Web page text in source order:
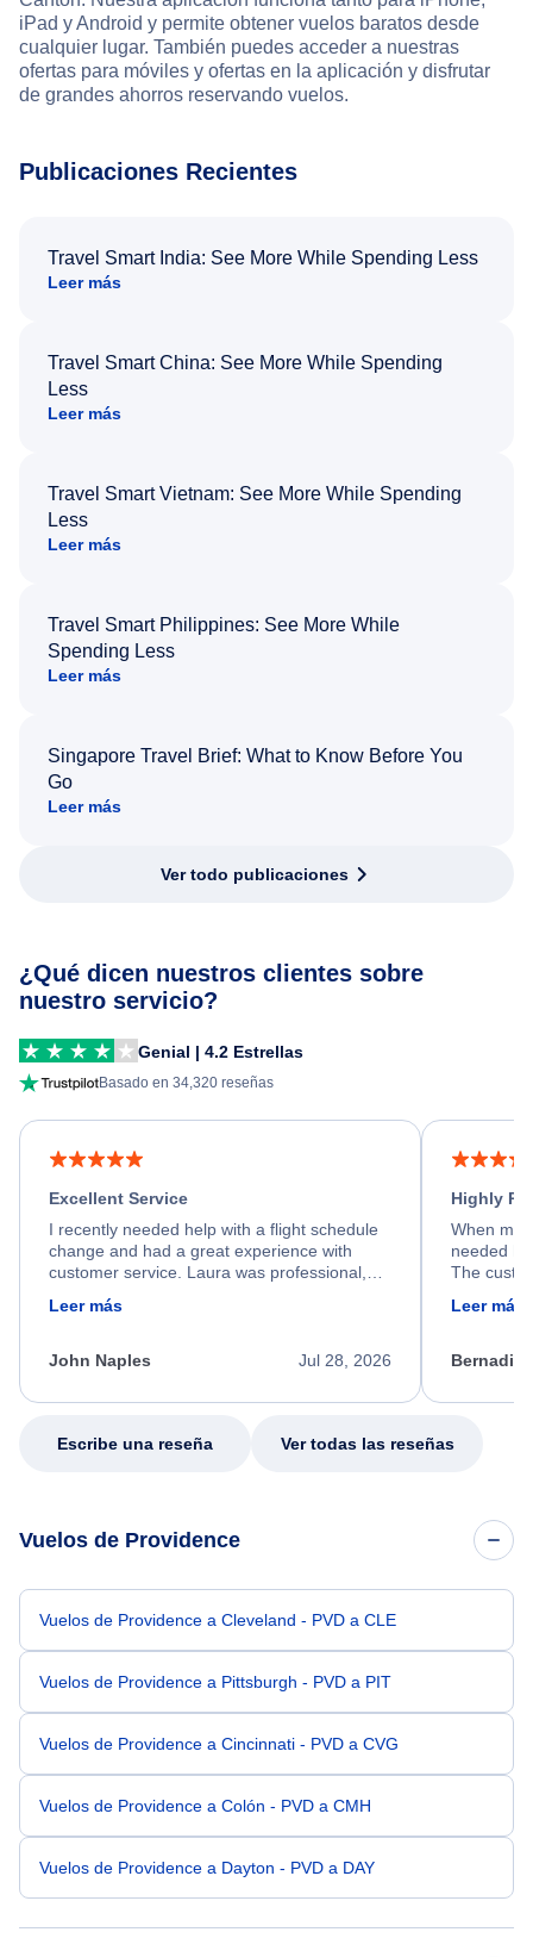
iPad y Android y permite obtener vuelos baratos desde
cualquier lugar. También puedes acceder a nuestras
ofertas para móviles y ofertas en la aplicación y disfrutar
de grandes ahorros reservando vuelos.
Publicaciones Recientes
Travel Smart India: See More While Spending Less
Leer más
Travel Smart China: See More While Spending
Less
Leer más
Travel Smart Vietnam: See More While Spending
Less
Leer más
Travel Smart Philippines: See More While
Spending Less
Leer más
Singapore Travel Brief: What to Know Before You
Go
Leer más
Ver todo publicaciones
¿Qué dicen nuestros clientes sobre
nuestro servicio?
Genial | 4.2 Estrellas
Basado en 34,320 reseñas
Excellent Service
I recently needed help with a flight schedule
change and had a great experience with
customer service. Laura was professional,
friendly, and very helpful throughout the
process. She quickly found a solution and
appreciate her excellent service.
Leer más
Jul 28, 2026
John Naples
Highly
When my
needed
The
calm,
my issue.
Leer más
Escribe una reseña Ver todas las reseñas
Vuelos de Providence
Vuelos de Providence a Cleveland - PVD a CLE
Vuelos de Providence a Pittsburgh - PVD a PIT
Vuelos de Providence a Cincinnati - PVD a CVG
Vuelos de Providence a Colón - PVD a CMH
Vuelos de Providence a Dayton - PVD a DAY